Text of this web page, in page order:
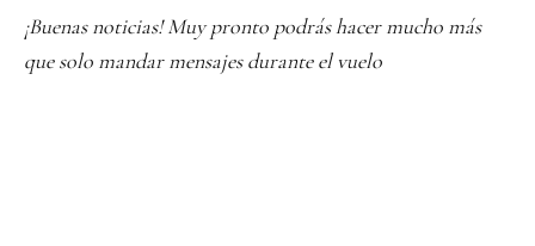
¡Buenas noticias! Muy pronto podrás hacer mucho más
que solo mandar mensajes durante el vuelo